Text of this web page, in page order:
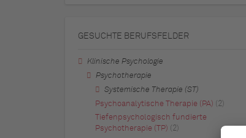
GESUCHTE BERUFSFELDER
Klinische Psychologie
Psychotherapie
Systemische Therapie (ST)
Psychoanalytische Therapie (PA) (2)
Tiefenpsychologisch fundierte
Psychotherapie (TP) (2)